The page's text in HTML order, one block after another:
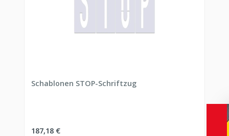
Schablonen STOP-Schriftzug
Regulärer Preis:
187,18 €